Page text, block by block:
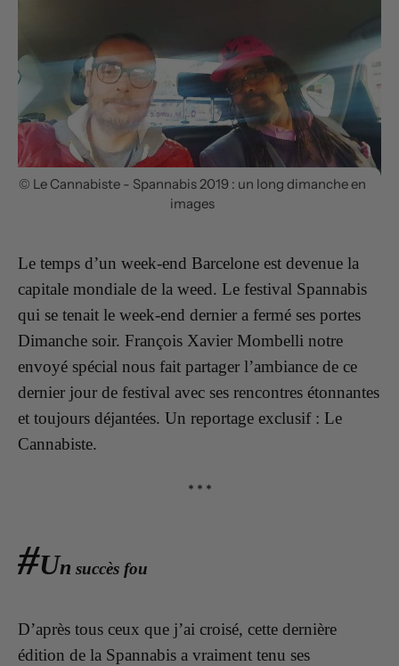
© Le Cannabiste - Spannabis 2019 : un long dimanche en
images
Le temps d’un week-end Barcelone est devenue la
capitale mondiale de la weed. Le festival Spannabis
qui se tenait le week-end dernier a fermé ses portes
Dimanche soir. François Xavier Mombelli notre
envoyé spécial nous fait partager l’ambiance de ce
dernier jour de festival avec ses rencontres étonnantes
et toujours déjantées. Un reportage exclusif : Le
Cannabiste.
* * *
#Un succès fou
D’après tous ceux que j’ai croisé, cette dernière
édition de la Spannabis a vraiment tenu ses